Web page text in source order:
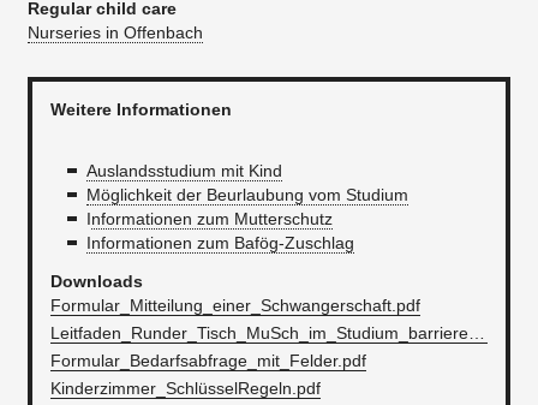
Regular child care
Nurseries in Offenbach
Weitere Informationen
Auslandsstudium mit Kind
Möglichkeit der Beurlaubung vom Studium
Informationen zum Mutterschutz
Informationen zum Bafög-Zuschlag
Downloads
Formular_Mitteilung_einer_Schwangerschaft.pdf
Leitfaden_Runder_Tisch_MuSch_im_Studium_barrierefrei_(1).pdf
Formular_Bedarfsabfrage_mit_Felder.pdf
Kinderzimmer_SchlüsselRegeln.pdf